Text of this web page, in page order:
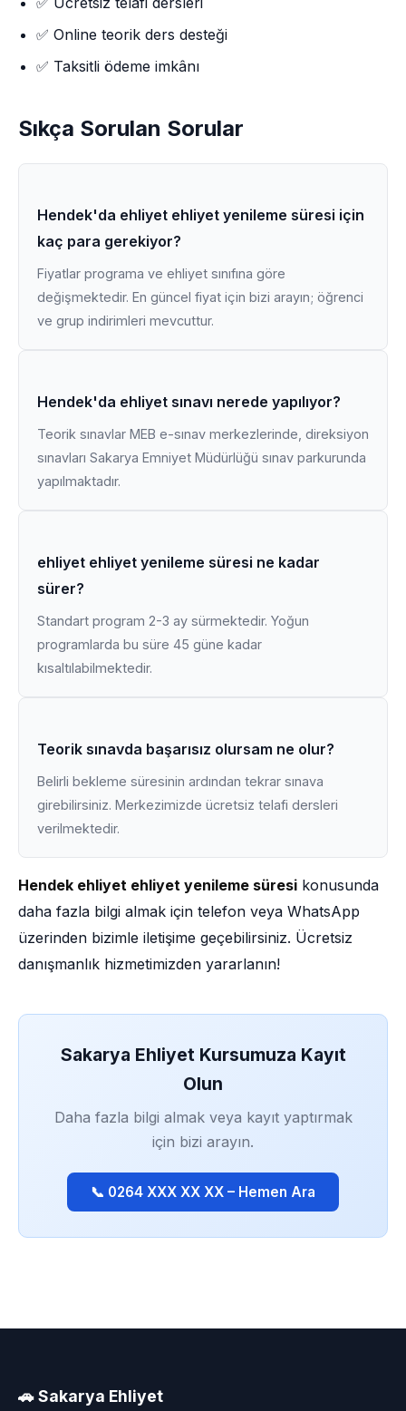
✅ Online teorik ders desteği
✅ Taksitli ödeme imkânı
Sıkça Sorulan Sorular
Hendek'da ehliyet ehliyet yenileme süresi için
kaç para gerekiyor?
Fiyatlar programa ve ehliyet sınıfına göre
değişmektedir. En güncel fiyat için bizi arayın; öğrenci
ve grup indirimleri mevcuttur.
Hendek'da ehliyet sınavı nerede yapılıyor?
Teorik sınavlar MEB e-sınav merkezlerinde, direksiyon
sınavları Sakarya Emniyet Müdürlüğü sınav parkurunda
yapılmaktadır.
ehliyet ehliyet yenileme süresi ne kadar
sürer?
Standart program 2-3 ay sürmektedir. Yoğun
programlarda bu süre 45 güne kadar
kısaltılabilmektedir.
Teorik sınavda başarısız olursam ne olur?
Belirli bekleme süresinin ardından tekrar sınava
girebilirsiniz. Merkezimizde ücretsiz telafi dersleri
verilmektedir.
Hendek ehliyet ehliyet yenileme süresi konusunda
daha fazla bilgi almak için telefon veya WhatsApp
üzerinden bizimle iletişime geçebilirsiniz. Ücretsiz
danışmanlık hizmetimizden yararlanın!
Sakarya Ehliyet Kursumuza Kayıt
Olun
Daha fazla bilgi almak veya kayıt yaptırmak
için bizi arayın.
📞 0264 XXX XX XX – Hemen Ara
🚗 Sakarya Ehliyet